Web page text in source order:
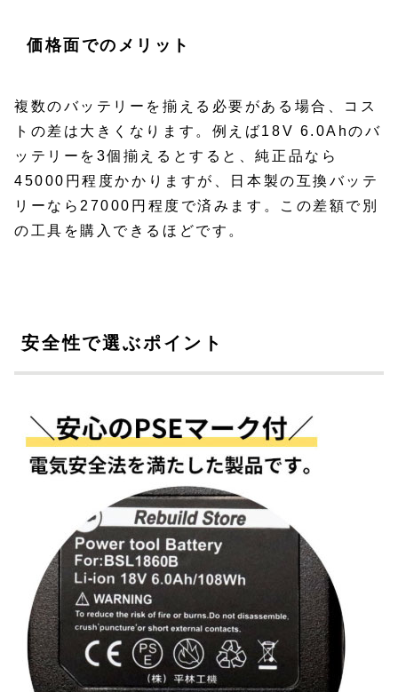
価格面でのメリット
複数のバッテリーを揃える必要がある場合、コス
トの差は大きくなります。例えば18V 6.0Ahのバ
ッテリーを3個揃えるとすると、純正品なら
45000円程度かかりますが、日本製の互換バッテ
リーなら27000円程度で済みます。この差額で別
の工具を購入できるほどです。
安全性で選ぶポイント